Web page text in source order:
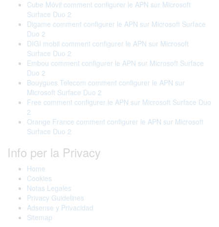
Cube Móvil comment configurer le APN sur Microsoft
Surface Duo 2
Digame comment configurer le APN sur Microsoft Surface
Duo 2
DIGI mobil comment configurer le APN sur Microsoft
Surface Duo 2
Embou comment configurer le APN sur Microsoft Surface
Duo 2
Bouygues Telecom comment configurer le APN sur
Microsoft Surface Duo 2
Free comment configurer le APN sur Microsoft Surface Duo
2
Orange France comment configurer le APN sur Microsoft
Surface Duo 2
Info per la Privacy
Home
Cookies
Notas Legales
Privacy Guidelines
Adsense y Privacidad
Sitemap